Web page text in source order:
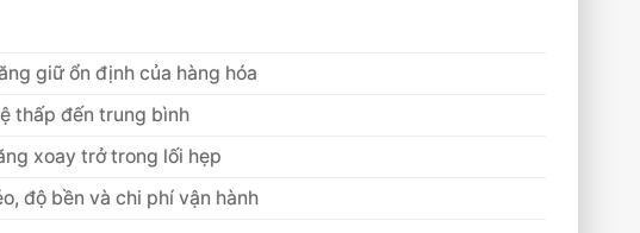
giữ ổn định của hàng hóa
thấp đến trung bình
xoay trở trong lối hẹp
độ bền và chi phí vận hành